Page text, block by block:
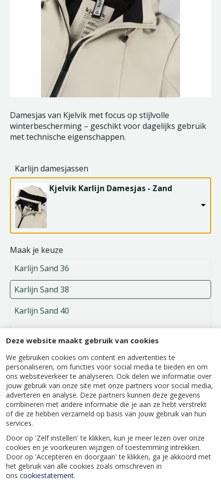
Deze website maakt gebruik van cookies
We gebruiken cookies om content en advertenties te
personaliseren, om functies voor social media te bieden en om
ons websiteverkeer te analyseren. Ook delen we informatie over
jouw gebruik van onze site met onze partners voor social media,
adverteren en analyse. Deze partners kunnen deze gegevens
combineren met andere informatie die je aan ze hebt verstrekt
of die ze hebben verzameld op basis van jouw gebruik van hun
services.
Door op 'Zelf instellen' te klikken, kun je meer lezen over onze
cookies en je voorkeuren wijzigen of toestemming intrekken.
Door op 'Accepteren en doorgaan' te klikken, ga je akkoord met
het gebruik van alle cookies zoals omschreven in
ons cookiestatement.
Damesjas van Kjelvik met focus op stijlvolle
winterbescherming – geschikt voor dagelijks gebruik
met technische eigenschappen.
Karlijn damesjassen
Kjelvik Karlijn Damesjas - Zand
Maak je keuze
Karlijn Sand 36
Karlijn Sand 38
Karlijn Sand 40
Karlijn Sand 46
Karlijn Xg Sand 48
Alleen verkrijgbaar in onze winkels.
Specificaties